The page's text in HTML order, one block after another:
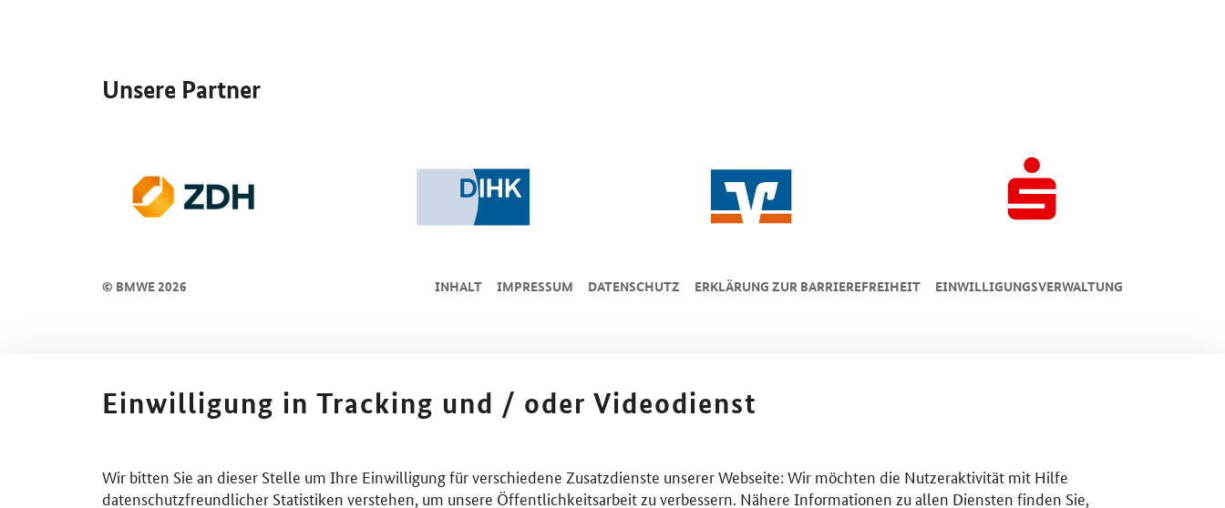
Unsere Partner
© BMWE 2026 INHALT IMPRESSUM DA­TEN­SCHUTZ ERKLÄRUNG ZUR BARRIEREFREIHEIT EINWILLIGUNGSVERWALTUNG
Einwilligung in Tracking und / oder Videodienst
Wir bitten Sie an dieser Stelle um Ihre Einwilligung für verschiedene Zusatzdienste unserer Webseite: Wir möchten die Nutzeraktivität mit Hilfe
datenschutzfreundlicher Statistiken verstehen, um unsere Öffentlichkeitsarbeit zu verbessern. Nähere Informationen zu allen Diensten finden Sie,